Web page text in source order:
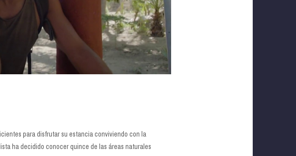
para disfrutar su estancia conviviendo con la
ha decidido conocer quince de las áreas naturales